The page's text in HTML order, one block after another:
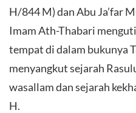
H/844 M) dan Abu Ja’far
Imam Ath-Thabari
tempat di dalam bukunya
menyangkut sejarah
wasallam dan sejarah
H.